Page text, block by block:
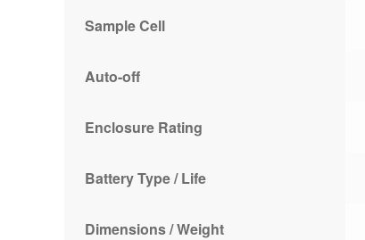
Sample Cell
Auto-off
Enclosure Rating
Battery Type / Life
Dimensions / Weight